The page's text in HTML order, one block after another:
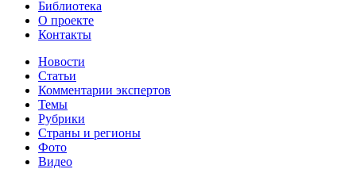
Библиотека
О проекте
Контакты
Новости
Статьи
Комментарии экспертов
Темы
Рубрики
Страны и регионы
Фото
Видео